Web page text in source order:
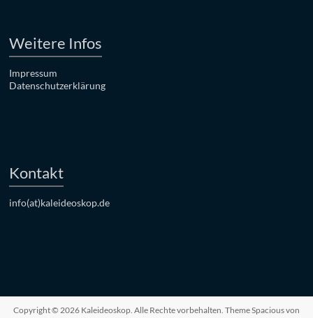
Weitere Infos
Impressum
Datenschutzerklärung
Kontakt
info(at)kaleideoskop.de
Copyright © 2026 Kaleideoskop. Alle Rechte vorbehalten. ThemeSpaciousvon